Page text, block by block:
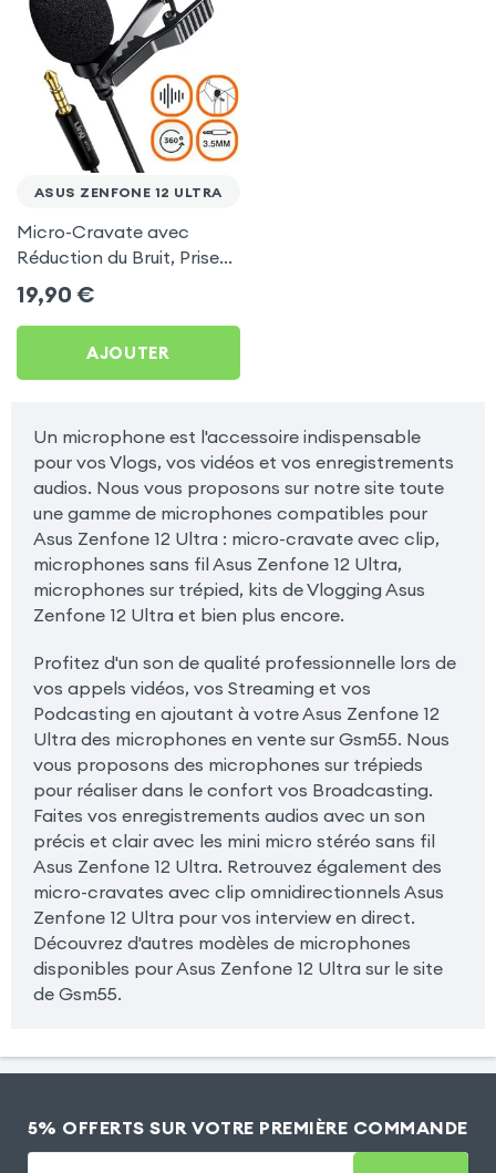
ASUS ZENFONE 12 ULTRA
Micro-Cravate avec
Réduction du Bruit, Prise
Jack 3.5mm et Rotatif à
360°, LinQ - Noir pour
Asus Zenfone 12 Ultra
19,90 €
AJOUTER
Un microphone est l'accessoire indispensable
pour vos Vlogs, vos vidéos et vos enregistrements
audios. Nous vous proposons sur notre site toute
une gamme de microphones compatibles pour
Asus Zenfone 12 Ultra : micro-cravate avec clip,
microphones sans fil Asus Zenfone 12 Ultra,
microphones sur trépied, kits de Vlogging Asus
Zenfone 12 Ultra et bien plus encore.
Profitez d'un son de qualité professionnelle lors de
vos appels vidéos, vos Streaming et vos
Podcasting en ajoutant à votre Asus Zenfone 12
Ultra des microphones en vente sur Gsm55. Nous
vous proposons des microphones sur trépieds
pour réaliser dans le confort vos Broadcasting.
Faites vos enregistrements audios avec un son
précis et clair avec les mini micro stéréo sans fil
Asus Zenfone 12 Ultra. Retrouvez également des
micro-cravates avec clip omnidirectionnels Asus
Zenfone 12 Ultra pour vos interview en direct.
Découvrez d'autres modèles de microphones
disponibles pour Asus Zenfone 12 Ultra sur le site
de Gsm55.
5% OFFERTS SUR VOTRE PREMIÈRE COMMANDE